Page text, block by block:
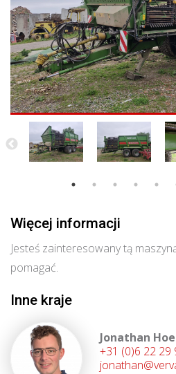
Więcej informacji
Jesteś zainteresowany tą
pomagać.
Inne kraje
Jonathan
+31 (0)6 22 29